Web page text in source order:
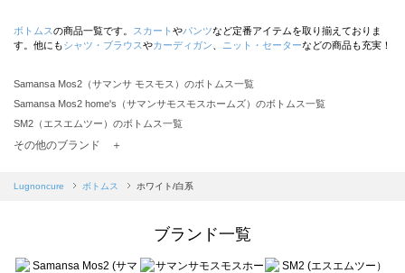
ボトムスの商品一覧です。 スカート やパンツなど定番アイテムを取り揃えておりま
す。他にもシャツ・ブラウスやカーディガン ニット・セーターなどの商品も充実！
Samansa Mos2（サマンサ モスモス）のボトムス一覧
Samansa Mos2 home's（サマンサモスモスホームズ）のボトムス一覧
SM2（エスエムツー）のボトムス一覧
TSUHARU by Samansa Mos2（ツハルバイサマンサモスモス）のボトムス一覧
Samansa Mos2 blue（サマンサモスモス ブルー）のボトムス一覧
sō4ū（ソウフォーユー）のボトムス一覧
Te chichi（テチチ）のボトムス一覧
その他のブランド ＋
Lugnoncure ボトムス ホワイト/白系
ブランド一覧